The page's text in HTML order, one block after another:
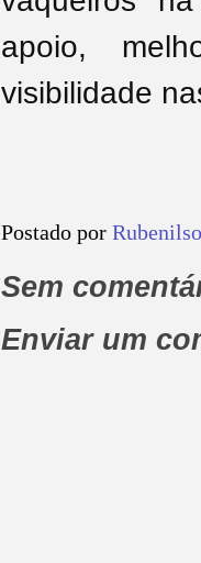
apoio,
visibilidade
Postado por
Sem
Enviar um